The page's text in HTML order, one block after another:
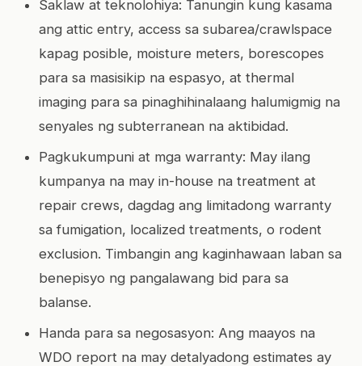
Saklaw at teknolohiya: Tanungin kung kasama
ang attic entry, access sa subarea/crawlspace
kapag posible, moisture meters, borescopes
para sa masisikip na espasyo, at thermal
imaging para sa pinaghihinalaang halumigmig na
senyales ng subterranean na aktibidad.
Pagkukumpuni at mga warranty: May ilang
kumpanya na may in-house na treatment at
repair crews, dagdag ang limitadong warranty
sa fumigation, localized treatments, o rodent
exclusion. Timbangin ang kaginhawaan laban sa
benepisyo ng pangalawang bid para sa
balanse.
Handa para sa negosasyon: Ang maayos na
WDO report na may detalyadong estimates ay